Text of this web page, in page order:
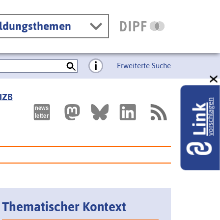
Erweiterte Suche
Thematischer Kontext
Linkvorschlagen